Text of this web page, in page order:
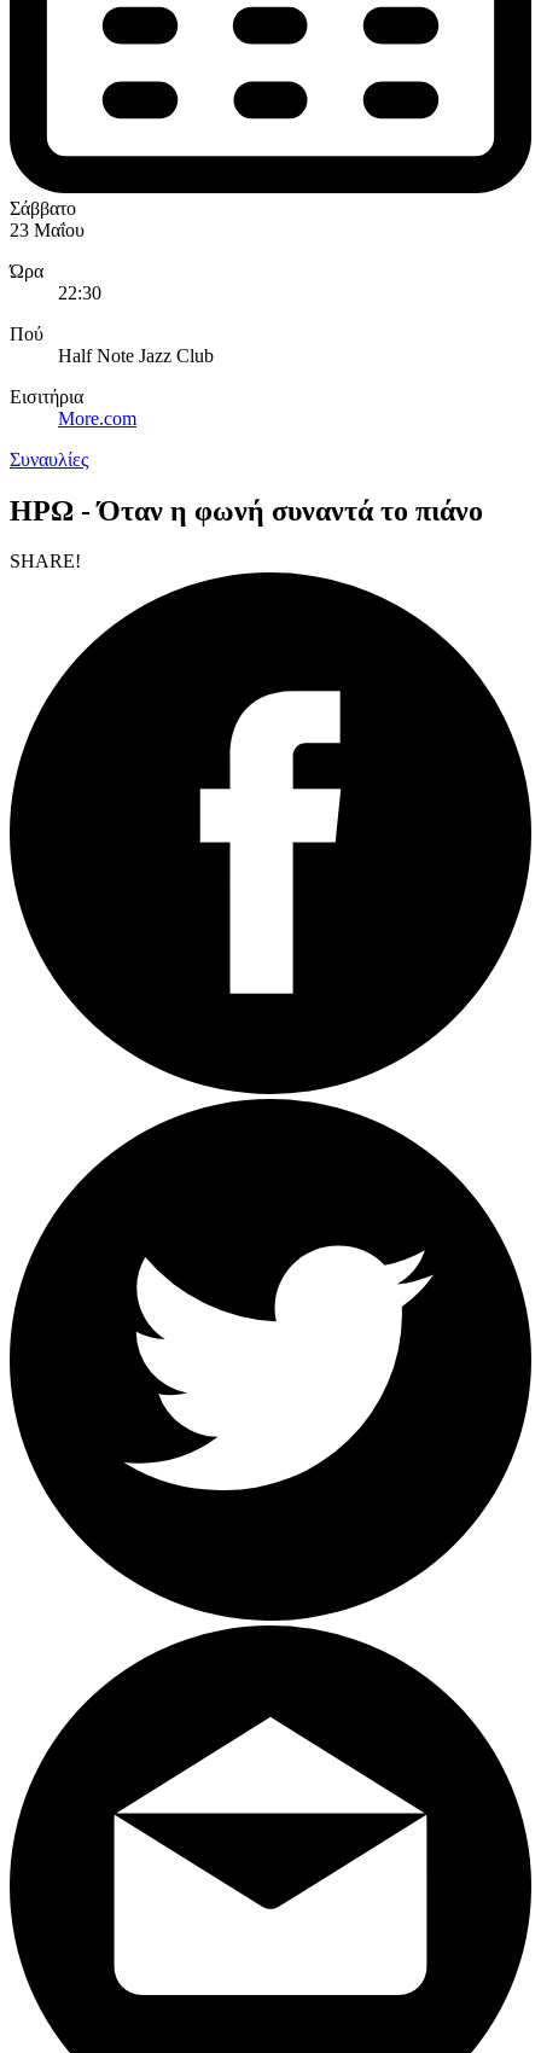
Σάββατο
23 Μαΐου
Ώρα
22:30
Πού
Half Note Jazz Club
Εισιτήρια
More.com
Συναυλίες
ΗΡΩ - Όταν η φωνή συναντά το πιάνο
SHARE!